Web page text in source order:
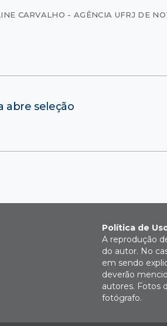
CARVALHO - AGÊNCIA UFRJ DE
abre seleção
Política de
A reprodução
do autor. No
em sendo
deverão
autores. Fotos
fotógrafo.